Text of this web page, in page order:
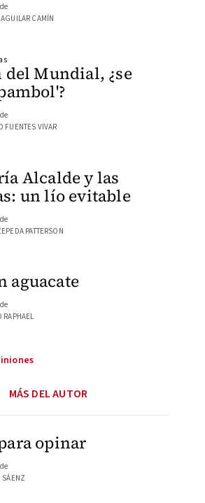
CAMÍN
del Mundial, ¿se
FUENTES VIVAR
Alcalde y las
un lío evitable
PATTERSON
aguacate
RAPHAEL
MÁS DEL AUTOR
opinar
SÁENZ